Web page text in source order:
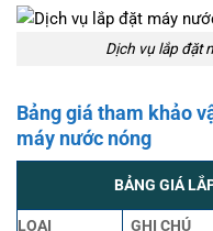
Dịch vụ lắp đặt
Bảng giá tham khảo
máy nước nóng
BẢNG GIÁ
LOẠI GHI CHÚ